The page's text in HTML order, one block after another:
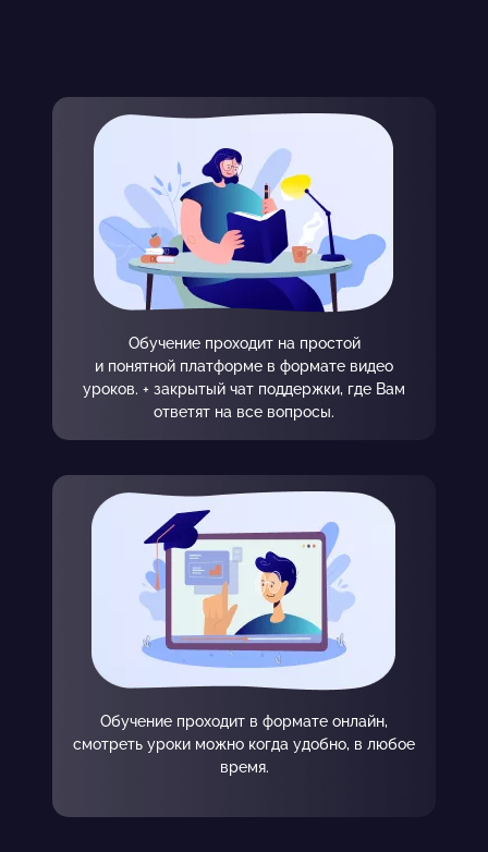
Обучение проходит на простой
и понятной платформе в формате видео
уроков. + закрытый чат поддержки, где Вам
ответят на все вопросы.
Обучение проходит в формате онлайн,
смотреть уроки можно когда удобно, в любое
время.